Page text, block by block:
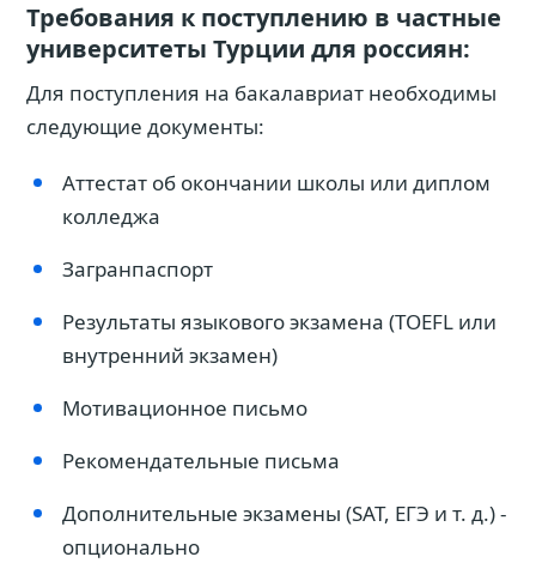
Требования к поступлению в частные
университеты Турции для россиян:
Для поступления на бакалавриат необходимы
следующие документы:
Аттестат об окончании школы или диплом
колледжа
Загранпаспорт
Результаты языкового экзамена (TOEFL или
внутренний экзамен)
Мотивационное письмо
Рекомендательные письма
Дополнительные экзамены (SAT, ЕГЭ и т. д.) -
опционально